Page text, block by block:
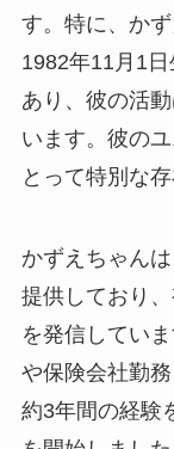
す。特に、か
1982年11月1
あり、彼の活
います。彼の
とって特別な
かずえちゃん
提供しており
を発信してい
や保険会社勤
約3年間の経験